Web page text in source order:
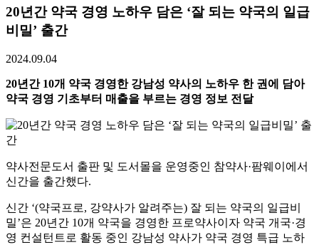
20년간 약국 경영 노하우 담은 ‘잘 되는 약국의 일급
비밀’ 출간
2024.09.04
20년간 10개 약국 경영한 강남성 약사의 노하우 한 권에 담아
약국 경영 기초부터 매출을 부르는 경영 정보 전달
약사전문도서 출판 및 도서몰을 운영중인 참약사·팜웨이에서
신간을 출간했다.
신간 ‘(약국프로, 강약사가 알려주는) 잘 되는 약국의 일급비
밀’은 20년간 10개 약국을 경영한 프로약사이자 약국 개국·경
영 컨설턴트로 활동 중인 강남성 약사가 약국 경영 특급 노하